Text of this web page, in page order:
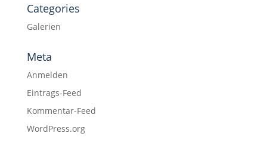
Categories
Galerien
Meta
Anmelden
Eintrags-Feed
Kommentar-Feed
WordPress.org